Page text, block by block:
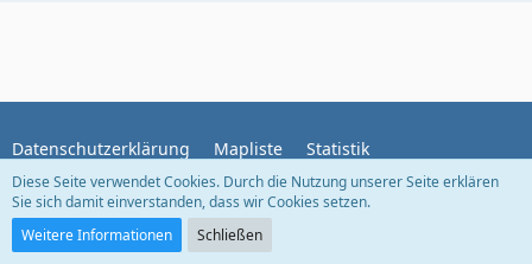
Datenschutzerklärung Mapliste Statistik
Community-Software:
Diese Seite verwendet Cookies. Durch die Nutzung unserer Seite erklären
Sie sich damit einverstanden, dass wir Cookies setzen.
Weitere Informationen
Schließen